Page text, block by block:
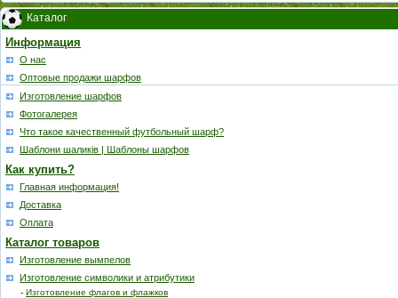
Каталог
Информация
О нас
Оптовые продажи шарфов
Изготовление шарфов
Фотогалерея
Что такое качественный футбольный шарф?
Шаблони шаликів | Шаблоны шарфов
Как купить?
Главная информация!
Доставка
Оплата
Каталог товаров
Изготовление вымпелов
Изготовление символики и атрибутики
- Изготовление флагов и флажков